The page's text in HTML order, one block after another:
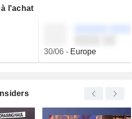
l'achat
30/06- Europe